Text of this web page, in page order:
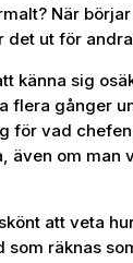
När
det ut för
känna sig
flera gånger
för vad
även om man
att veta
som räknas